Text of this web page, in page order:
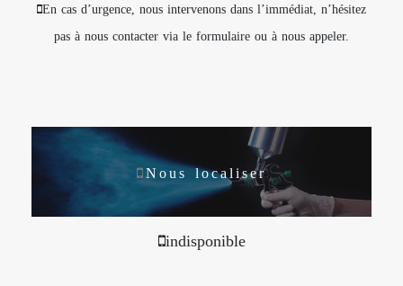
En cas d’urgence, nous intervenons dans l’immédiat, n’hésitez
pas à nous contacter via le formulaire ou à nous appeler.
Nous localiser
indisponible